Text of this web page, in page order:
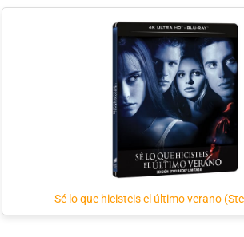
Sé lo que hicisteis el último verano